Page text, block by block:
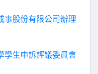
事股份有限公司辦理
學生申訴評議委員會